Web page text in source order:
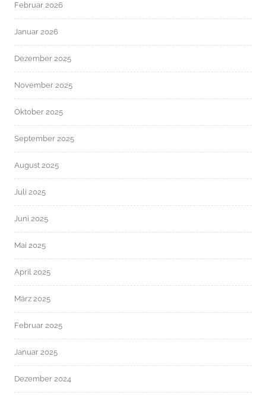
Februar 2026
Januar 2026
Dezember 2025
November 2025
Oktober 2025
September 2025
August 2025
Juli 2025
Juni 2025
Mai 2025
April 2025
März 2025
Februar 2025
Januar 2025
Dezember 2024